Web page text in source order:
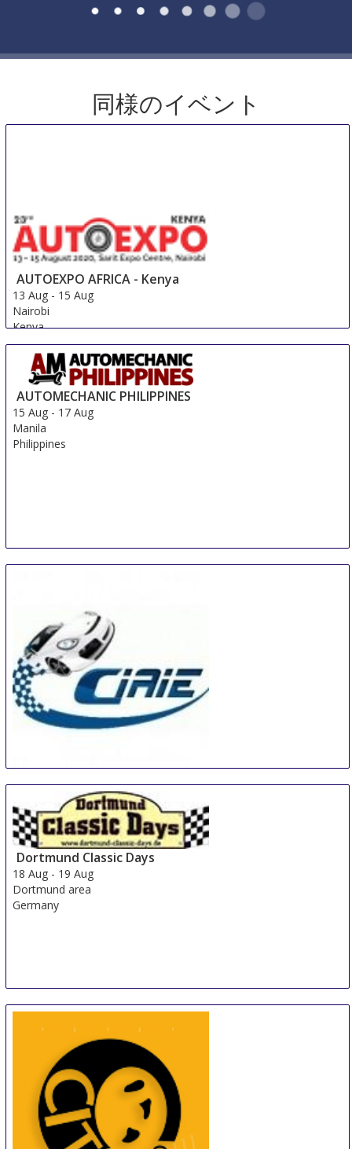
同様のイベント
AUTOEXPO AFRICA - Kenya
13 Aug - 15 Aug
Nairobi
Kenya
AUTOMECHANIC PHILIPPINES
15 Aug - 17 Aug
Manila
Philippines
Exteriors Exhibition
15 Aug-17 Aug
Shanghai
China
Dortmund Classic Days
18 Aug - 19 Aug
Dortmund area
Germany